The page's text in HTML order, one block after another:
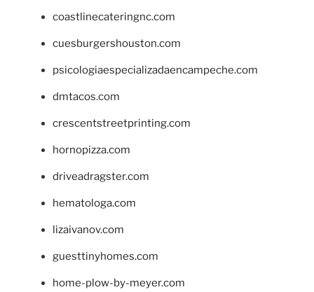
coastlinecateringnc.com
cuesburgershouston.com
psicologiaespecializadaencampeche.com
dmtacos.com
crescentstreetprinting.com
hornopizza.com
driveadragster.com
hematologa.com
lizaivanov.com
guesttinyhomes.com
home-plow-by-meyer.com